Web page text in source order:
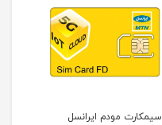
سیمکارت مودم ایرانسل